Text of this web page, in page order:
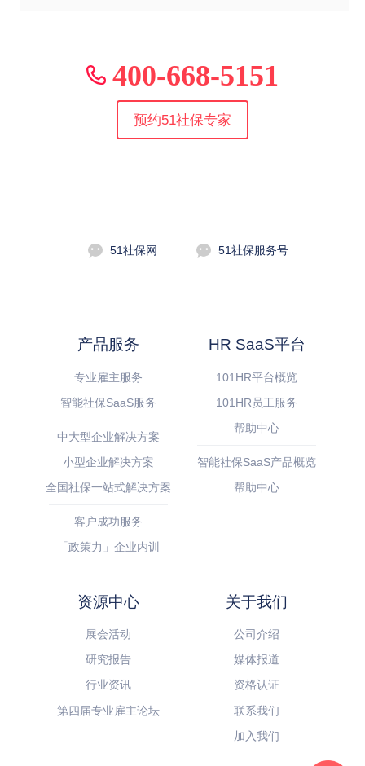
400-668-5151
预约51社保专家
51社保网 51社保服务号
产品服务
专业雇主服务
智能社保SaaS服务
中大型企业解决方案
小型企业解决方案
全国社保一站式解决方案
客户成功服务
「政策力」企业内训
HR SaaS平台
101HR平台概览
101HR员工服务
帮助中心
智能社保SaaS产品概览
帮助中心
资源中心
展会活动
研究报告
行业资讯
第四届专业雇主论坛
关于我们
公司介绍
媒体报道
资格认证
联系我们
加入我们